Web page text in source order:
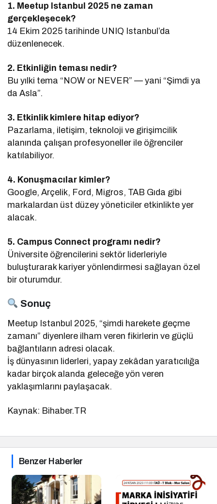
1. Meetup Istanbul 2025 ne zaman
gerçekleşecek?
14 Ekim 2025 tarihinde UNIQ Istanbul’da
düzenlenecek.
2. Etkinliğin teması nedir?
Bu yılki tema “NOW or NEVER” — yani “Şimdi ya
da Asla”.
3. Etkinlik kimlere hitap ediyor?
Pazarlama, iletişim, teknoloji ve girişimcilik
alanında çalışan profesyoneller ile öğrenciler
katılabiliyor.
4. Konuşmacılar kimler?
Google, Arçelik, Ford, Migros, TAB Gıda gibi
markalardan üst düzey yöneticiler etkinlikte yer
alacak.
5. Campus Connect programı nedir?
Üniversite öğrencilerini sektör liderleriyle
buluşturarak kariyer yönlendirmesi sağlayan özel
bir oturumdur.
Sonuç
Meetup Istanbul 2025, “şimdi harekete geçme
zamanı” diyenlere ilham veren fikirlerin ve güçlü
bağlantıların adresi olacak.
İş dünyasının liderleri, yapay zekâdan yaratıcılığa
kadar birçok alanda geleceğe yön veren
yaklaşımlarını paylaşacak.
Kaynak: Bihaber.TR
Benzer Haberler